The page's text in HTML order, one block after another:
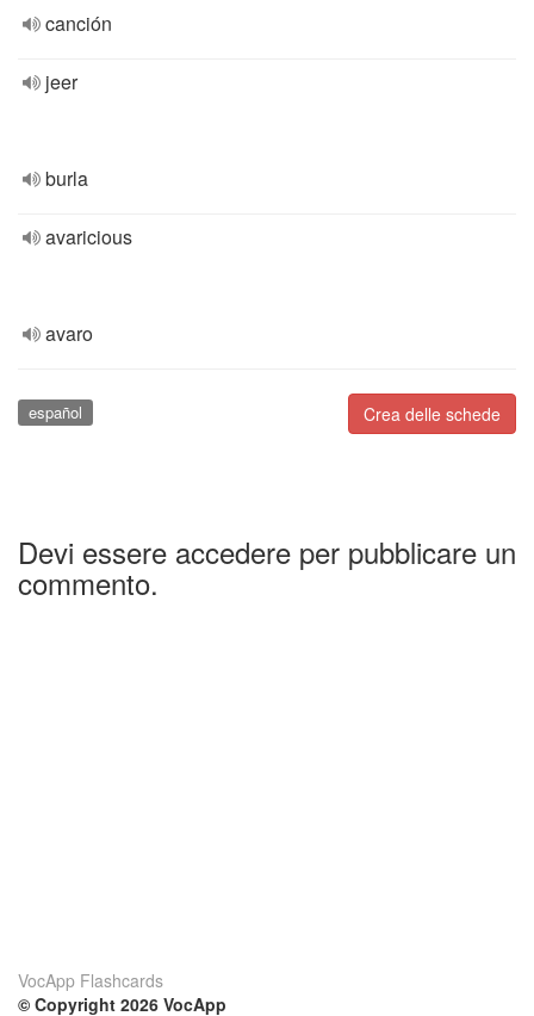
canción
jeer
burla
avaricious
avaro
Crea delle schede
español
Devi essere accedere per pubblicare un
commento.
VocApp Flashcards
© Copyright 2026 VocApp